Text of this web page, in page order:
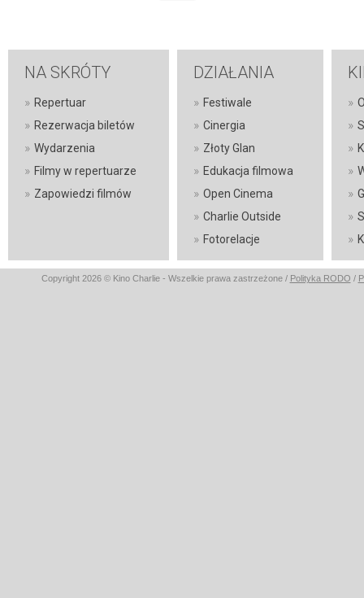
NA SKRÓTY
» Repertuar
» Rezerwacja biletów
» Wydarzenia
» Filmy w repertuarze
» Zapowiedzi filmów
DZIAŁANIA
» Festiwale
» Cinergia
» Złoty Glan
» Edukacja filmowa
» Open Cinema
» Charlie Outside
» Fotorelacje
»
»
»
»
»
»
»
Copyright 2026 © Kino Charlie - Wszelkie prawa zastrzeżone / Polityka RODO /